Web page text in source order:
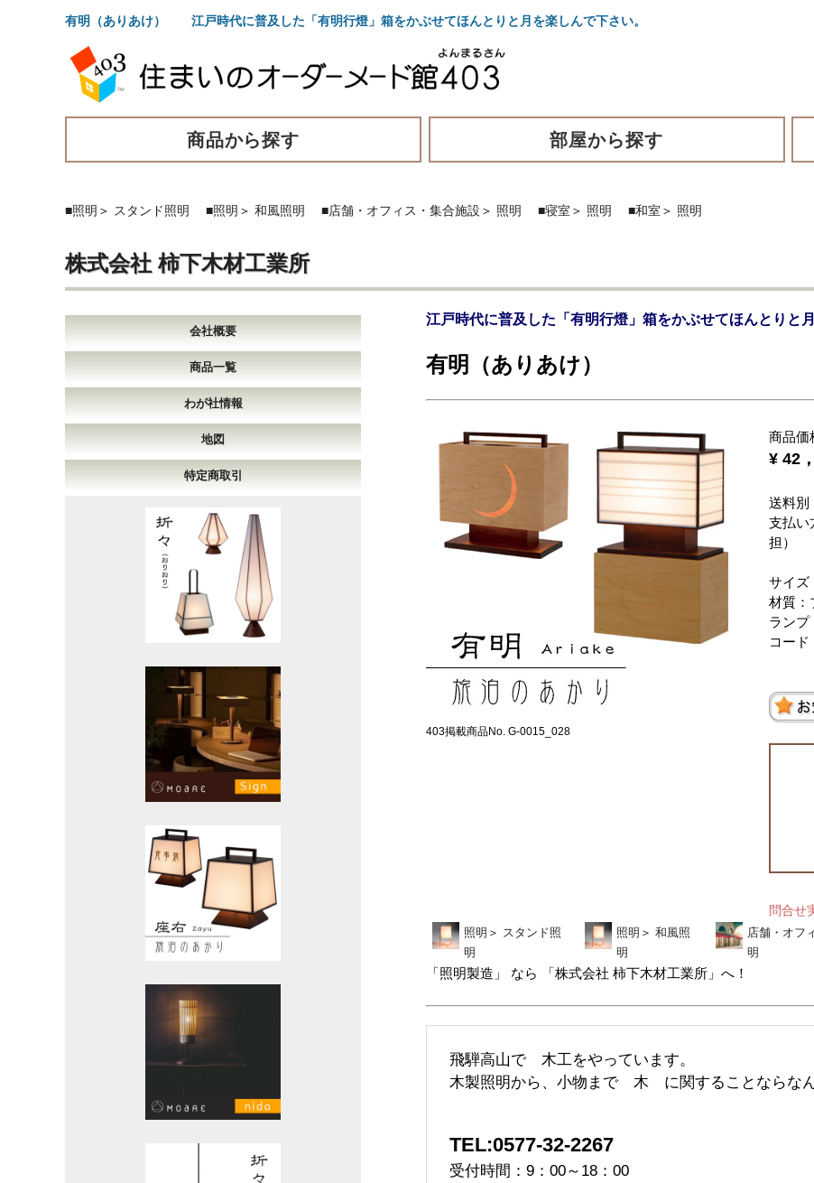
有明（ありあけ） 江戸時代に普及した「有明行燈」箱をかぶせてほんとりと月を楽しんで下さい。
商品から探す 部屋から探す
■照明 ＞ スタンド照明 ■照明 ＞ 和風照明 ■店舗・オフィス・集合施設 ＞ 照明 ■寝室 ＞ 照明 ■和室 ＞ 照明
株式会社 柿下木材工業所
会社概要
商品一覧
わが社情報
地図
特定商取引
江戸時代に普及した「有明行燈」箱をかぶせてほんとりと
有明（ありあけ）
403掲載商品No. G-0015_028
商品価
¥ 42
送料別
支払い
担）
サイズ
材質：
ランプ
コー
問合せ
照明 ＞ スタンド照
明
照明 ＞ 和風照
明
店舗・オフ
明
「照明製造」 なら 「株式会社 柿下木材工業所」へ！
飛騨高山で 木工をやっています。
木製照明から、小物まで 木 に関することならなん
TEL:0577-32-2267
受付時間：9：00～18：00